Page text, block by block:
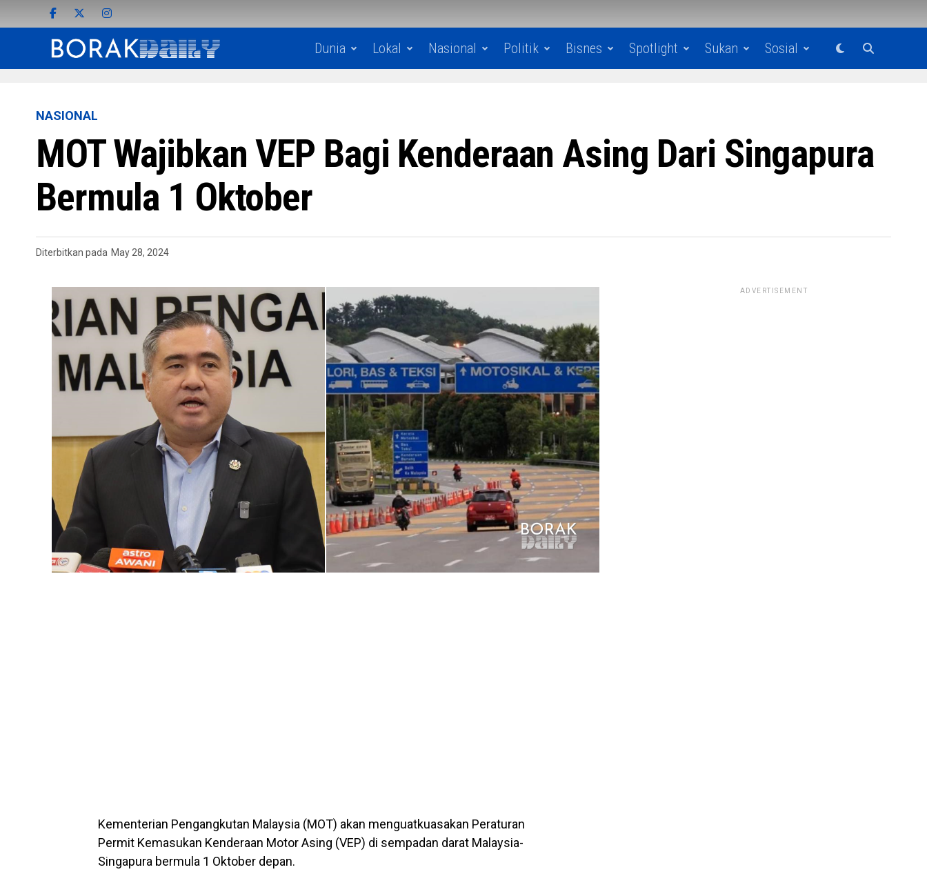
Dunia Lokal Nasional Politik Bisnes Spotlight Sukan Sosial
NASIONAL
MOT Wajibkan VEP Bagi Kenderaan Asing Dari Singapura
Bermula 1 Oktober
Diterbitkan pada May 28, 2024
Kementerian Pengangkutan Malaysia (MOT) akan menguatkuasakan Peraturan
Permit Kemasukan Kenderaan Motor Asing (VEP) di sempadan darat Malaysia-
Singapura bermula 1 Oktober depan.
ADVERTISEMENT